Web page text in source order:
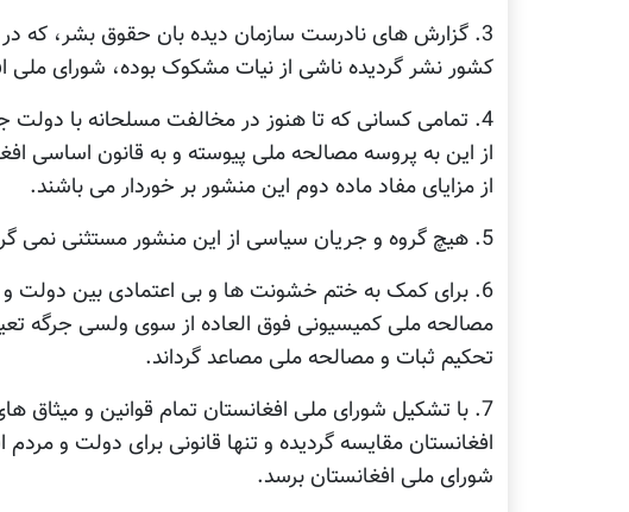
3. گزارش های نادرست سازمان دیده بان حقوق بشر، که
کشور نشر گردیده ناشی از نیات مشکوک بوده، شورای ملی
4. تمامی کسانی که تا هنوز در مخالفت مسلحانه با
از این به پروسه مصالحه ملی پیوسته و به قانون اساسی
از مزایای مفاد ماده دوم این منشور بر خوردار می باشند.
5. هیچ گروه و جریان سیاسی از این منشور مستثنی نمی گردد.
6. برای کمک به ختم خشونت ها و بی اعتمادی بین
مصالحه ملی کمیسیونی فوق العاده از سوی ولسی جرگه
تحکیم ثبات و مصالحه ملی مصاعد گرداند.
7. با تشکیل شورای ملی افغانستان تمام قوانین و میثاق
افغانستان مقایسه گردیده و تنها قانونی برای دولت و
شورای ملی افغانستان برسد.